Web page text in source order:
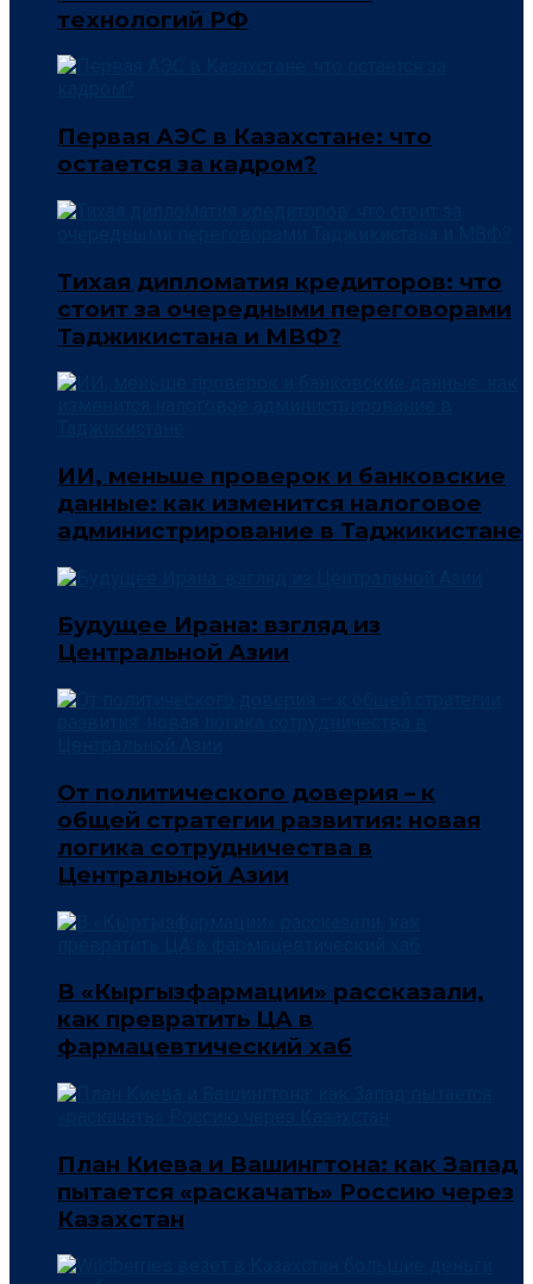
технологий РФ
Первая АЭС в Казахстане: что
остается за кадром?
Тихая дипломатия кредиторов: что
стоит за очередными переговорами
Таджикистана и МВФ?
ИИ, меньше проверок и банковские
данные: как изменится налоговое
администрирование в Таджикистане
Будущее Ирана: взгляд из
Центральной Азии
От политического доверия – к
общей стратегии развития: новая
логика сотрудничества в
Центральной Азии
В «Кыргызфармации» рассказали,
как превратить ЦА в
фармацевтический хаб
План Киева и Вашингтона: как Запад
пытается «раскачать» Россию через
Казахстан